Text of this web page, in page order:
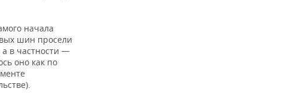
начала
шин просели
а в частности —
оно как по